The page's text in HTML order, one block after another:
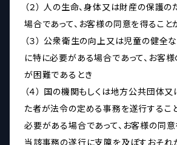
（２） 人の生命、身体又は財産の保護
場合であって、お客様の同意を得ること
（３） 公衆衛生の向上又は児童の健全
に特に必要がある場合であって、お客
が困難であるとき
（４） 国の機関もしくは地方公共団体
た者が法令の定める事務を遂行するこ
必要がある場合であって、お客様の同意
当該事務の遂行に支障を及ぼすおそれ